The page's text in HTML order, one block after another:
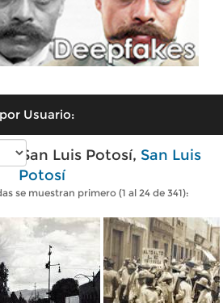
Usuario:
San Luis Potosí, San Luis
Potosí
se muestran primero (1 al 24 de 341):